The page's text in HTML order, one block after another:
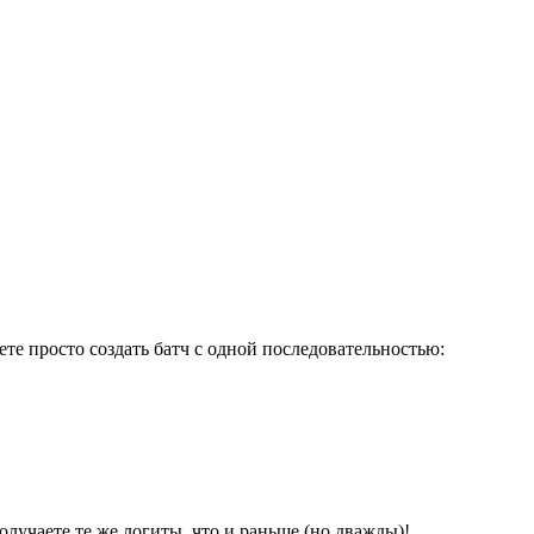
просто создать батч с одной последовательностью: